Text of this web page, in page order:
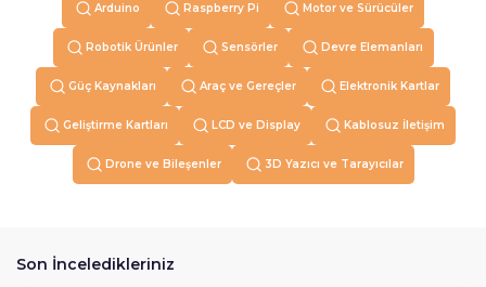
Arduino Raspberry Pi Motor ve Sürücüler
Robotik Ürünler Sensörler Devre Elemanları
Güç Kaynakları Araç ve Gereçler Elektronik Kartlar
Geliştirme Kartları LCD ve Display Kablosuz İletişim
Drone ve Bileşenler 3D Yazıcı ve Tarayıcılar
Son İnceledikleriniz